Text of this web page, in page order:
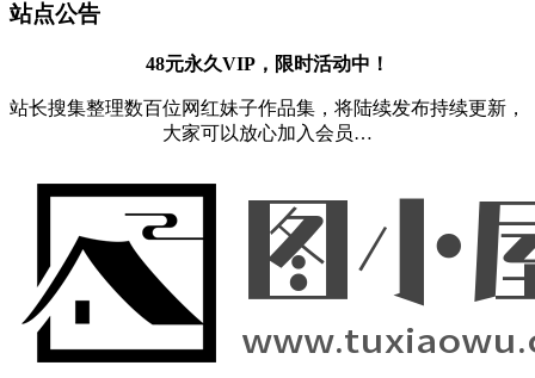
站点公告
48元永久VIP，限时活动中！
站长搜集整理数百位网红妹子作品集，将陆续发布持续更新，
大家可以放心加入会员…